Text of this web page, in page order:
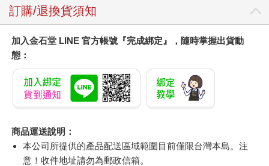
訂購/退換貨須知
加入金石堂 LINE 官方帳號『完成綁定』，隨時掌握出貨動
態：
商品運送說明：
本公司所提供的產品配送區域範圍目前僅限台灣本島。注
意！收件地址請勿為郵政信箱。